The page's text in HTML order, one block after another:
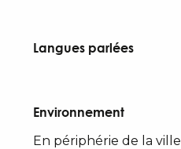
Langues parlées
Langues parlées
Environnement
Environnement
En périphérie de la ville